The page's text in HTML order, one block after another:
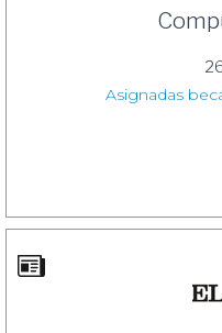
Asignadas